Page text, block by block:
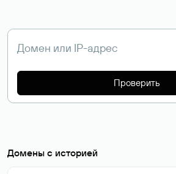
Проверить
Домены с историей